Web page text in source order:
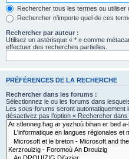
Rechercher tous les termes ou utiliser
Rechercher n’importe quel de ces
Rechercher par auteur :
Utilisez un astérisque « * » comme
effectuer des recherches partielles.
PRÉFÉRENCES DE LA RECHERCHE
Rechercher dans les forums :
Sélectionnez le ou les forums dans
Les sous-forums seront
désactivez pas l’option « Rechercher